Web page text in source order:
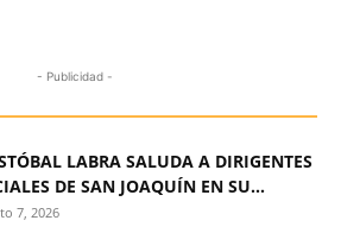
- Publicidad -
LABRA SALUDA A DIRIGENTES
DE SAN JOAQUÍN EN SU...
7, 2026